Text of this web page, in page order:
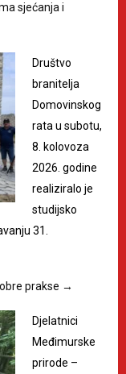
sjećanja i
Društvo
branitelja
Domovinskog
rata u subotu,
8. kolovoza
2026. godine
realiziralo je
studijsko
31.
prakse →
Djelatnici
Međimurske
prirode –